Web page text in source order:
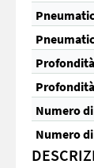
Numero